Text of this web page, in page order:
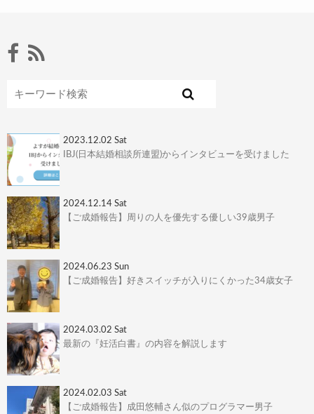
2023.12.02 Sat
IBJ(日本結婚相談所連盟)からインタビューを受けました
2024.12.14 Sat
【ご成婚報告】周りの人を優先する優しい39歳男子
2024.06.23 Sun
【ご成婚報告】好きスイッチが入りにくかった34歳女子
2024.03.02 Sat
最新の『妊活白書』の内容を解説します
2024.02.03 Sat
【ご成婚報告】成田悠輔さん似のプログラマー男子